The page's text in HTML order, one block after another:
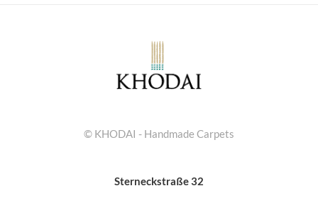
© KHODAI - Handmade Carpets
Sterneckstraße 32